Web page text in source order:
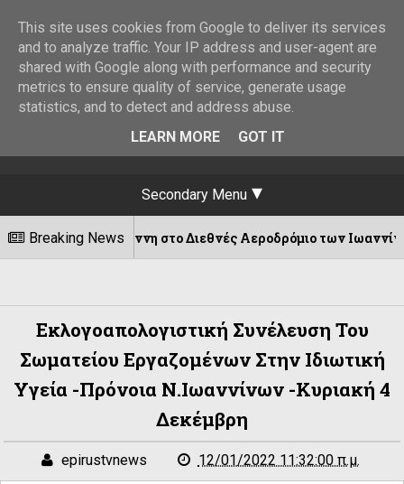
Secondary Menu
Breaking News
στο Διεθνές Αεροδρόμιο των Ιωαννίνων!
Εκλογοαπολογιστική Συνέλευση Του
Σωματείου Εργαζομένων Στην Ιδιωτική
Υγεία -Πρόνοια Ν.Ιωαννίνων -Κυριακή 4
Δεκέμβρη
epirustvnews 12/01/2022 11:32:00 π.μ.
This site uses cookies from Google to deliver its services
and to analyze traffic. Your IP address and user-agent are
shared with Google along with performance and security
metrics to ensure quality of service, generate usage
statistics, and to detect and address abuse.
LEARN MORE
GOT IT